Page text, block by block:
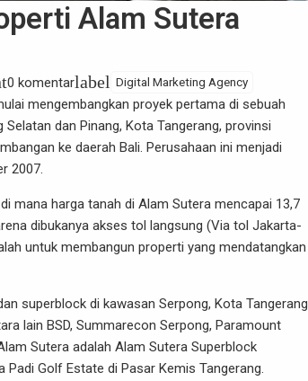
Alam Sutera
0 komentarlabel Digital Marketing Agency
mengembangkan proyek pertama di sebuah
dan Pinang, Kota Tangerang, provinsi
ke daerah Bali. Perusahaan ini menjadi
2007.
mana harga tanah di Alam Sutera mencapai 13,7
dibukanya akses tol langsung (Via tol Jakarta-
untuk membangun properti yang mendatangkan
superblock di kawasan Serpong, Kota Tangerang
lain BSD, Summarecon Serpong, Paramount
Sutera adalah Alam Sutera Superblock
Golf Estate di Pasar Kemis Tangerang.